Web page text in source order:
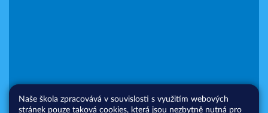
Naše škola zpracovává v souvislosti s využitím webových
stránek pouze taková cookies, která jsou nezbytně nutná pro